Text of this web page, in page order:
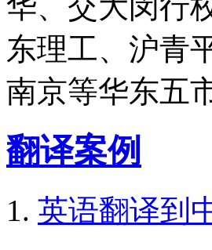
东理工、沪青
南京等华东五
翻译案例
英语翻译到